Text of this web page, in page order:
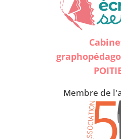
Membre de